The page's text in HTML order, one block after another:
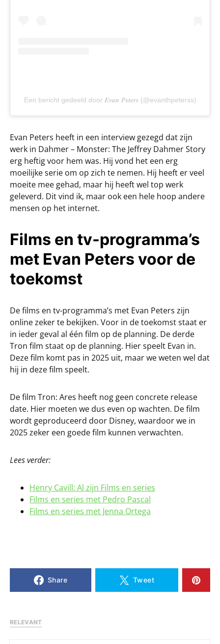
Een bericht gedeeld door 𝑬𝒗𝒂𝒏 𝑷𝒆𝒕𝒆𝒓𝒔 (@evanthpeterss)
Evan Peters heeft in een interview gezegd dat zijn
werk in Dahmer – Monster: The Jeffrey Dahmer Story
erg heftig voor hem was. Hij vond het een erg
moeilijke serie om op zich te nemen. Hij heeft er veel
moeite mee gehad, maar hij heeft wel top werk
geleverd. Dit vind ik, maar ook een hele hoop andere
mensen op het internet.
Films en tv-programma’s
met Evan Peters voor de
toekomst
De films en tv-programma’s met Evan Peters zijn
online zeker te bekijken. Voor in de toekomst staat er
in ieder geval al één film op de planning. De derde
Tron film staat op de planning. Hier speelt Evan in.
Deze film komt pas in 2025 uit, maar we weten wel dat
hij in deze film speelt.
De film Tron: Ares heeft nog geen concrete release
date. Hier moeten we dus even op wachten. De film
wordt geproduceerd door Disney, waardoor we in
2025 zeker een goede film kunnen verwachten.
Lees verder:
Henry Cavill: Al zijn Films en series
Films en series met Pedro Pascal
Films en series met Jenna Ortega
Share Tweet
RELEVANT